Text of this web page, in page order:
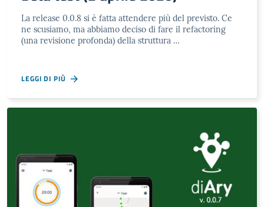
La release 0.0.8 si è fatta attendere più del previsto. Ce
ne scusiamo, ma abbiamo deciso di fare il refactoring
(una revisione profonda) della struttura …
LEGGI DI PIÙ